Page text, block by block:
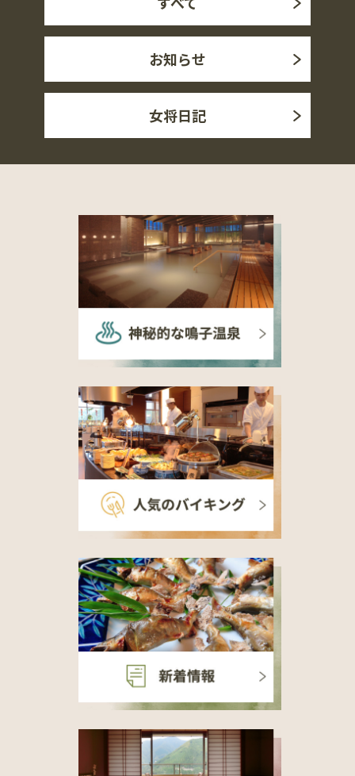
お知らせ
女将日記